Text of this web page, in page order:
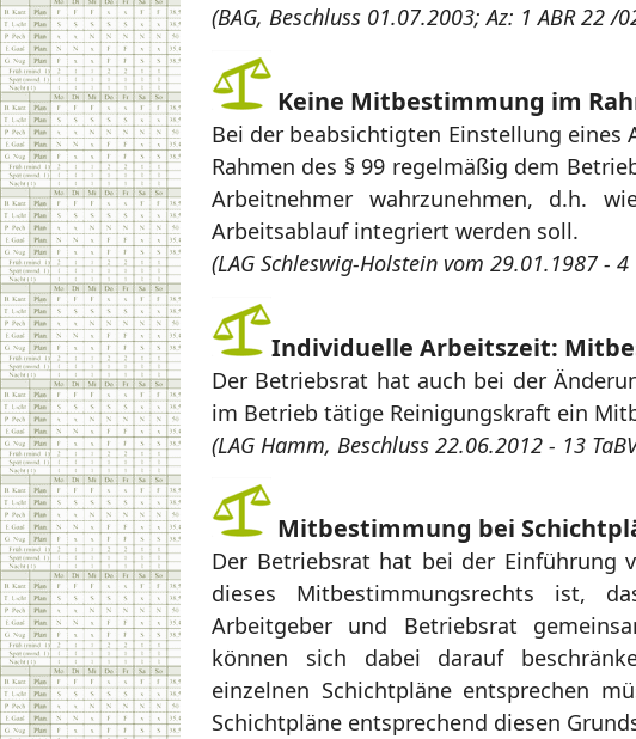
(BAG, Beschluss 01.07.2003; Az: 1 ABR 22 /
Keine Mitbestimmung im
Bei der beabsichtigten Einstellung
Rahmen des § 99 regelmäßig dem
Arbeitnehmer wahrzunehmen, d.h.
Arbeitsablauf integriert werden soll.
(LAG Schleswig-Holstein vom 29.01.1987 - 4
Individuelle Arbeitszeit:
Der Betriebsrat hat auch bei der
im Betrieb tätige Reinigungskraft ein
(LAG Hamm, Beschluss 22.06.2012 - 13
Mitbestimmung bei
Der Betriebsrat hat bei der Einführung
dieses Mitbestimmungsrechts ist,
Arbeitgeber und Betriebsrat
können sich dabei darauf
einzelnen Schichtpläne entsprechen
Schichtpläne entsprechend diesen